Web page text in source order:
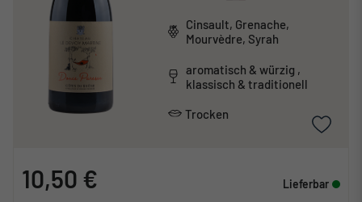
Cinsault, Grenache,
Mourvèdre, Syrah
aromatisch & würzig ,
klassisch & traditionell
Trocken
10,50 € Lieferbar